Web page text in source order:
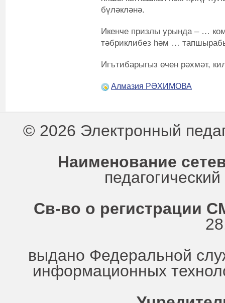
бүләкләнә.
Икенче призлы урында – …
тәбриклибез һәм …
Игътибарыгыз өчен рәхмәт,
Алмазия РӘХИМОВА
© 2026 Электронный
Наименование
Св-во о регистрации
выдано Федеральной
информационных